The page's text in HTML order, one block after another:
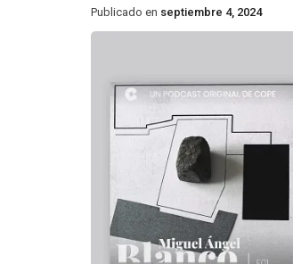
Publicado en septiembre 4, 2024